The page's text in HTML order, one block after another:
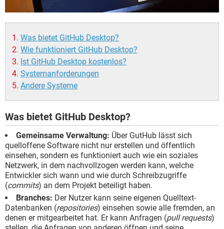
Was bietet GitHub Desktop?
Wie funktioniert GitHub Desktop?
Ist GitHub Desktop kostenlos?
Systemanforderungen
Andere Systeme
Was bietet GitHub Desktop?
Gemeinsame Verwaltung: Über GutHub lässt sich
quelloffene Software nicht nur erstellen und öffentlich
einsehen, sondern es funktioniert auch wie ein soziales
Netzwerk, in dem nachvollzogen werden kann, welche
Entwickler sich wann und wie durch Schreibzugriffe
(commits) an dem Projekt beteiligt haben.
Branches: Der Nutzer kann seine eigenen Quelltext-
Datenbanken (repositories) einsehen sowie alle fremden, an
denen er mitgearbeitet hat. Er kann Anfragen (pull requests)